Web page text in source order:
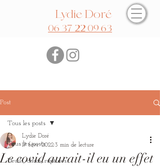
06 37 22 09 63
Lydie Doré
Post
Tous les posts
Deuils, chocs, ruptures...
Tous les posts
Le covid aurait-il eu un effet
Lydie Doré
17 févr. 20223 min de lecture